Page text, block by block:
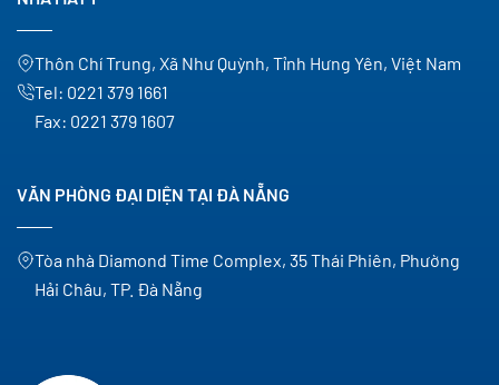
Thôn Chí Trung, Xã Như Quỳnh, Tỉnh Hưng Yên, Việt Nam
Tel: 0221 379 1661
Fax: 0221 379 1607
VĂN PHÒNG ĐẠI DIỆN TẠI ĐÀ NẴNG
Tòa nhà Diamond Time Complex, 35 Thái Phiên, Phường
Hải Châu, TP. Đà Nẵng